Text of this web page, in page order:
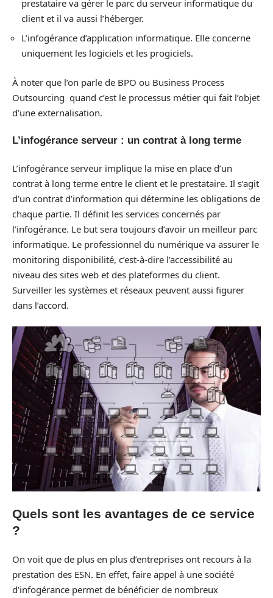
prestataire va gérer le parc du serveur informatique du
client et il va aussi l’héberger.
L’infogérance d’application informatique. Elle concerne
uniquement les logiciels et les progiciels.
À noter que l’on parle de BPO ou Business Process
Outsourcing quand c’est le processus métier qui fait l’objet
d’une externalisation.
L’infogérance serveur : un contrat à long terme
L’infogérance serveur implique la mise en place d’un
contrat à long terme entre le client et le prestataire. Il s’agit
d’un contrat d’information qui détermine les obligations de
chaque partie. Il définit les services concernés par
l’infogérance. Le but sera toujours d’avoir un meilleur parc
informatique. Le professionnel du numérique va assurer le
monitoring disponibilité, c’est-à-dire l’accessibilité au
niveau des sites web et des plateformes du client.
Surveiller les systèmes et réseaux peuvent aussi figurer
dans l’accord.
Quels sont les avantages de ce service
?
On voit que de plus en plus d’entreprises ont recours à la
prestation des ESN. En effet, faire appel à une société
d’infogérance permet de bénéficier de nombreux